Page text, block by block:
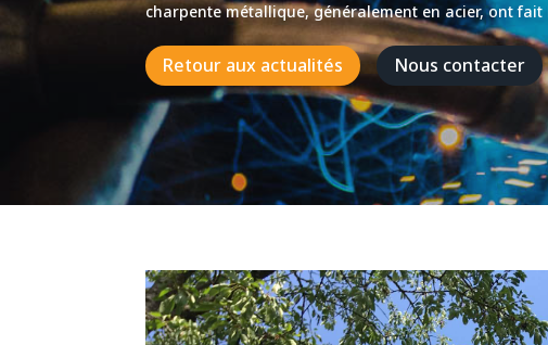
charpente métallique, généralement en acier, ont
Retour aux actualités Nous contacter